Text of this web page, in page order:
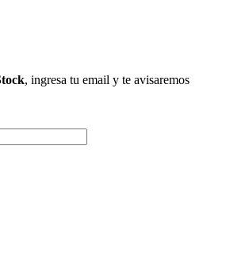
, ingresa tu email y te avisaremos